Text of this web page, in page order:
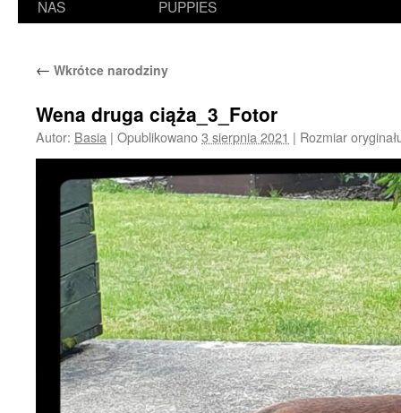
NAS
PUPPIES
← Wkrótce narodziny
Wena druga ciąża_3_Fotor
Autor: Basia | Opublikowano3 sierpnia 2021 | Rozmiar